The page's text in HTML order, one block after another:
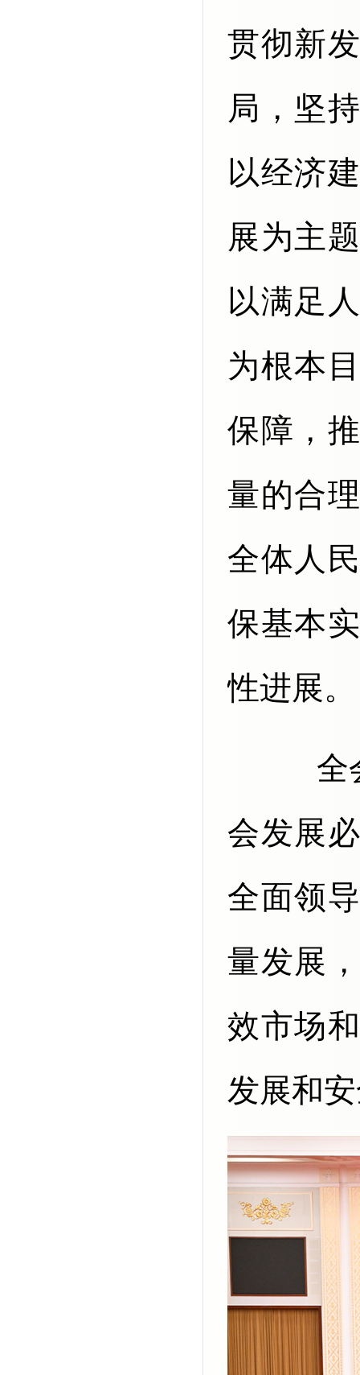
贯彻新
局，坚
以经济
展为主
以满足
为根本
保障，
量的合
全体人
保基本
性进展。
全会指出，“十五五”时期经济社
会发展
全面领
量发展
效市场
发展和